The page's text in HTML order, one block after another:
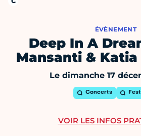
ÉVÈNEMENT
Deep In A
Mansanti &
Le dimanche 17
Concerts
VOIR LES INFOS